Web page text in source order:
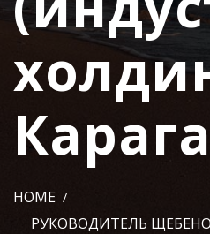
HOME
РУКОВОДИТЕЛЬ